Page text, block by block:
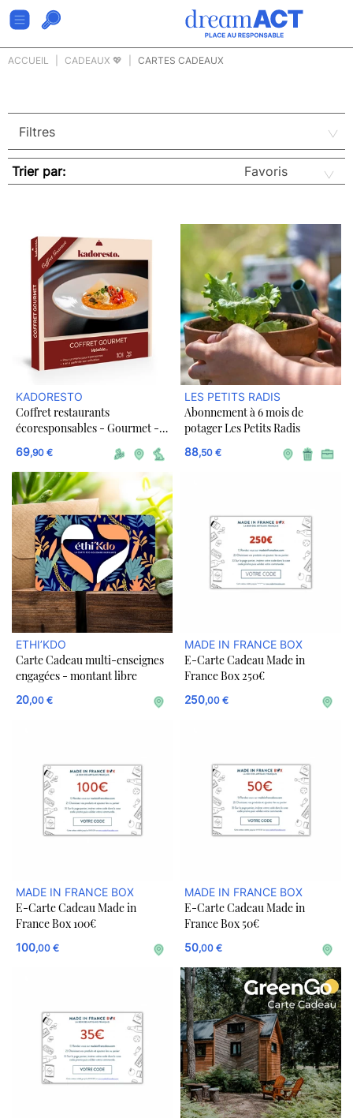
ACCUEIL CADEAUX 💖 CARTES CADEAUX
Trier par:
KADORESTO
Coffret restaurants
écoresponsables - Gourmet -
dématérialisé
69,90 €
LES PETITS RADIS
Abonnement à 6 mois de
potager Les Petits Radis
88,50 €
ETHI’KDO
Carte Cadeau multi-enseignes
engagées - montant libre
20,00 €
MADE IN FRANCE BOX
E-Carte Cadeau Made in
France Box 250€
250,00 €
MADE IN FRANCE BOX
E-Carte Cadeau Made in
France Box 100€
100,00 €
MADE IN FRANCE BOX
E-Carte Cadeau Made in
France Box 50€
50,00 €